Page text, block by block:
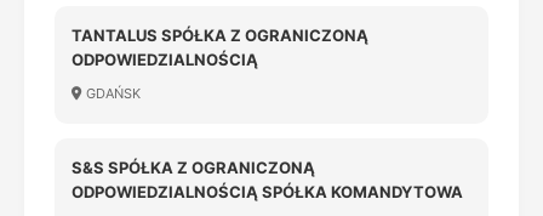
TANTALUS SPÓŁKA Z OGRANICZONĄ
ODPOWIEDZIALNOŚCIĄ
GDAŃSK
S&S SPÓŁKA Z OGRANICZONĄ
ODPOWIEDZIALNOŚCIĄ SPÓŁKA KOMANDYTOWA